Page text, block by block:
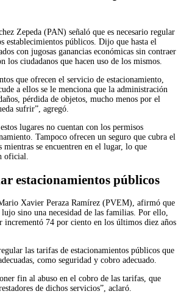
Zepeda (PAN) señaló que es necesario regular
establecimientos públicos. Dijo que hasta el
con jugosas ganancias económicas sin contraer
los ciudadanos que hacen uso de los mismos.
que ofrecen el servicio de estacionamiento,
a ellos se le menciona que la administración
pérdida de objetos, mucho menos por el
sufrir”, agregó.
lugares no cuentan con los permisos
Tampoco ofrecen un seguro que cubra el
mientras se encuentren en el lugar, lo que
oficial.
estacionamientos públicos
Xavier Peraza Ramírez (PVEM), afirmó que
sino una necesidad de las familias. Por ello,
incrementó 74 por ciento en los últimos diez años
las tarifas de estacionamientos públicos que
como seguridad y cobro adecuado.
fin al abuso en el cobro de las tarifas, que
de dichos servicios”, aclaró.